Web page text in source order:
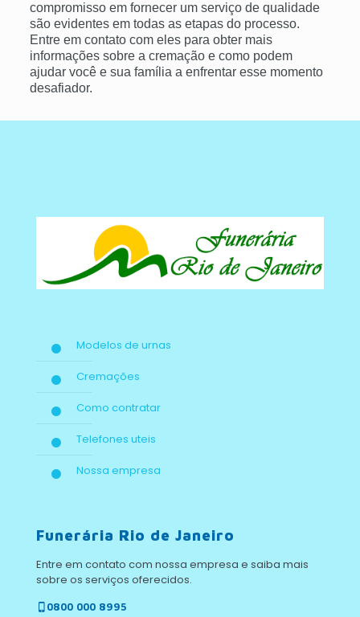
compromisso em fornecer um serviço de qualidade
são evidentes em todas as etapas do processo.
Entre em contato com eles para obter mais
informações sobre a cremação e como podem
ajudar você e sua família a enfrentar esse momento
desafiador.
Modelos de urnas
Cremações
Como contratar
Telefones uteis
Nossa empresa
Funerária Rio de Janeiro
Entre em contato com nossa empresa e saiba mais
sobre os serviços oferecidos.
0800 000 8995